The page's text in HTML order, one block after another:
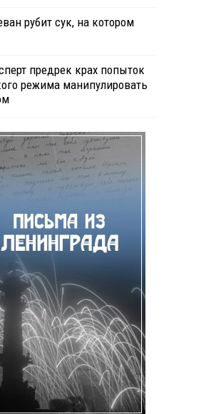
рубит сук, на котором
предрек крах попыток
режима манипулировать